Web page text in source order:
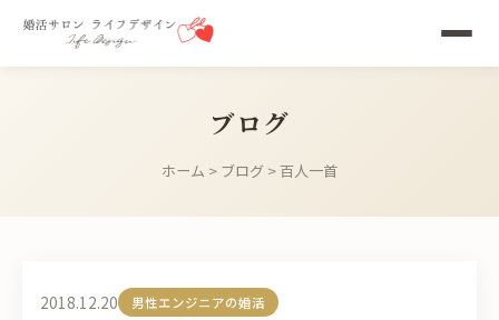
ブログ
ホーム > ブログ > 百人一首
2018.12.20 男性エンジニアの婚活